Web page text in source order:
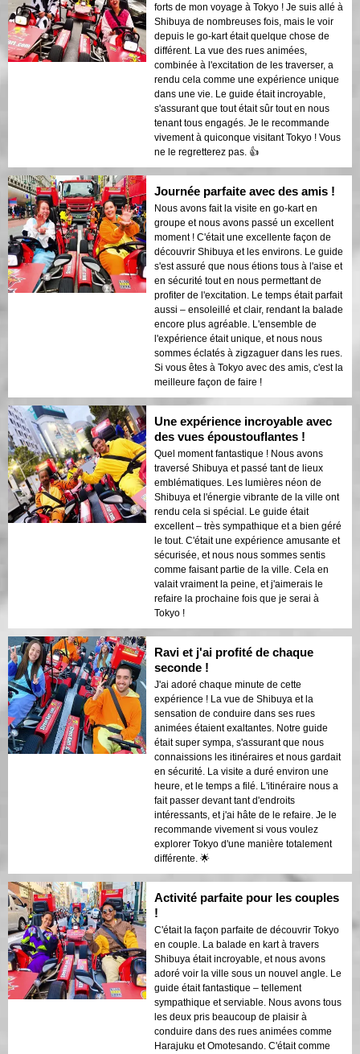
forts de mon voyage à Tokyo ! Je suis allé à
Shibuya de nombreuses fois, mais le voir
depuis le go-kart était quelque chose de
différent. La vue des rues animées,
combinée à l'excitation de les traverser, a
rendu cela comme une expérience unique
dans une vie. Le guide était incroyable,
s'assurant que tout était sûr tout en nous
tenant tous engagés. Je le recommande
vivement à quiconque visitant Tokyo ! Vous
ne le regretterez pas. 👍
Journée parfaite avec des amis !
Nous avons fait la visite en go-kart en
groupe et nous avons passé un excellent
moment ! C'était une excellente façon de
découvrir Shibuya et les environs. Le guide
s'est assuré que nous étions tous à l'aise et
en sécurité tout en nous permettant de
profiter de l'excitation. Le temps était parfait
aussi – ensoleillé et clair, rendant la balade
encore plus agréable. L'ensemble de
l'expérience était unique, et nous nous
sommes éclatés à zigzaguer dans les rues.
Si vous êtes à Tokyo avec des amis, c'est la
meilleure façon de faire !
Une expérience incroyable avec
des vues époustouflantes !
Quel moment fantastique ! Nous avons
traversé Shibuya et passé tant de lieux
emblématiques. Les lumières néon de
Shibuya et l'énergie vibrante de la ville ont
rendu cela si spécial. Le guide était
excellent – très sympathique et a bien géré
le tout. C'était une expérience amusante et
sécurisée, et nous nous sommes sentis
comme faisant partie de la ville. Cela en
valait vraiment la peine, et j'aimerais le
refaire la prochaine fois que je serai à
Tokyo !
Ravi et j'ai profité de chaque
seconde !
J'ai adoré chaque minute de cette
expérience ! La vue de Shibuya et la
sensation de conduire dans ses rues
animées étaient exaltantes. Notre guide
était super sympa, s'assurant que nous
connaissions les itinéraires et nous gardait
en sécurité. La visite a duré environ une
heure, et le temps a filé. L'itinéraire nous a
fait passer devant tant d'endroits
intéressants, et j'ai hâte de le refaire. Je le
recommande vivement si vous voulez
explorer Tokyo d'une manière totalement
différente. 🌟
Activité parfaite pour les couples
!
C'était la façon parfaite de découvrir Tokyo
en couple. La balade en kart à travers
Shibuya était incroyable, et nous avons
adoré voir la ville sous un nouvel angle. Le
guide était fantastique – tellement
sympathique et serviable. Nous avons tous
les deux pris beaucoup de plaisir à
conduire dans des rues animées comme
Harajuku et Omotesando. C'était comme